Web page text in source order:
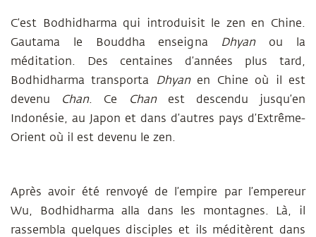
C’est Bodhidharma qui introduisit le zen en Chine.
Gautama le Bouddha enseigna Dhyanou la
méditation. Des centaines d’années plus tard,
Bodhidharma transporta
Dhyanen Chine où il est
devenu
Chan. Ce Chanest descendu jusqu’en
Indonésie, au Japon et dans d’autres pays d’Extrême-
Orient où il est devenu le zen.
Après avoir été renvoyé de l’empire par l’empereur
Wu, Bodhidharma alla dans les montagnes. Là, il
rassembla quelques disciples et ils méditèrent dans